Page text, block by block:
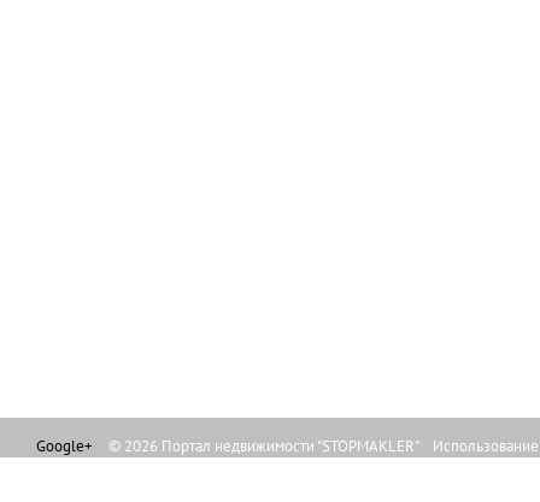
Google+ © 2026 Портал недвижимости "STOPMAKLER"